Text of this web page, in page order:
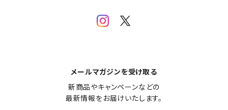
メールマガジンを受け取る
新商品やキャンペーンなどの
最新情報をお届けいたします。